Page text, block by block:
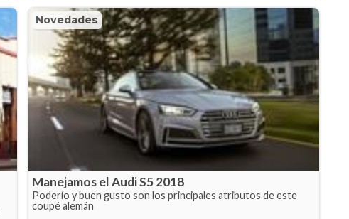
Novedades
Manejamos el Audi S5 2018
Poderío y buen gusto son los principales atributos de este
coupé alemán